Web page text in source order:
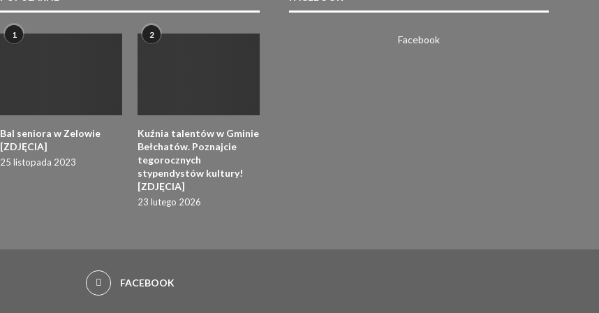
1
Bal seniora w Zelowie
[ZDJĘCIA]
25 listopada 2023
2
Kuźnia talentów w Gminie
Bełchatów. Poznajcie
tegorocznych
stypendystów kultury!
[ZDJĘCIA]
23 lutego 2026
Facebook
FACEBOOK